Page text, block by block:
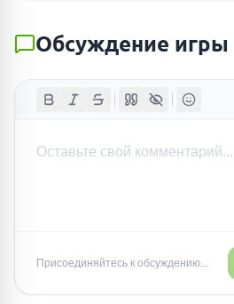
Обсуждение игры
Присоединяйтесь к обсуждению...